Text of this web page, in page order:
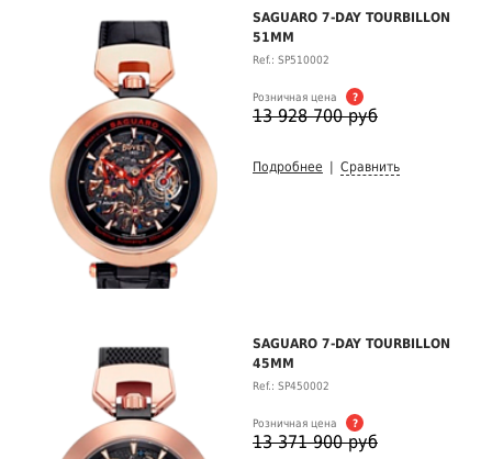
SAGUARO 7-DAY TOURBILLON
51MM
Ref.: SP510002
Розничная цена ?
13 928 700 руб
Подробнее Сравнить
SAGUARO 7-DAY TOURBILLON
45MM
Ref.: SP450002
Розничная цена ?
13 371 900 руб